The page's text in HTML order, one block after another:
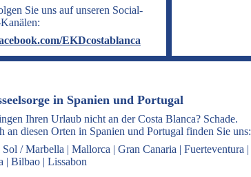
Sie uns auf unseren Social-
EKDcostablanca
in Spanien und Portugal
Ihren Urlaub nicht an der Costa Blanca? Schade.
an diesen Orten in Spanien und Portugal finden Sie uns:
Sol / Marbella | Mallorca | Gran Canaria | Fuerteventura |
| Bilbao | Lissabon